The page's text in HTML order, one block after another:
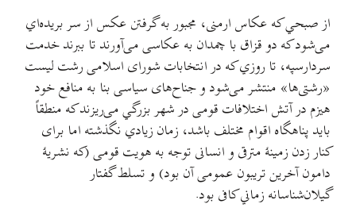
از صبحي که عکاس ارمنی، مجبور به گرفتن عکس از سر بریده‌اي
می‌شود که دو قزاق با چمدان به عکاسی می‌آورند تا ببرند خدمت
سردارسپه، تا روزي که در انتخابات شورای اسلامی رشت لیست
«رشتی‌ها» منتشر می‌شود و جناح‌های سیاسی بنا به منافع خود
هیزم در آتش اختلافات قومی در شهر بزرگي می‌ریزند که منطقاً
باید پناهگاه اقوام مختلف باشد، زمان زیادي نگذشته اما برای
کنار زدن زمینهٔ مترقی و انسانی توجه به هویت قومی (که نشریهٔ
دامون آخرین تریبون عمومی آن بود) و تسلط گفتار
گیلان‌شناسانه زماني کافی بود.